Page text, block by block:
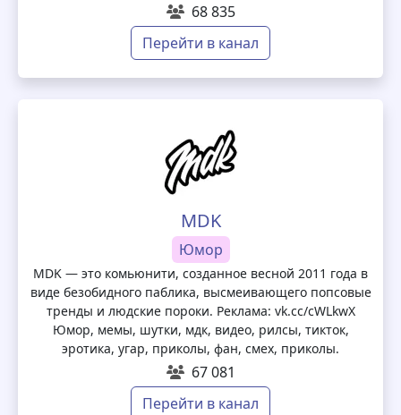
68 835
Перейти в канал
MDK
Юмор
MDK — это комьюнити, созданное весной 2011 года в
виде безобидного паблика, высмеивающего попсовые
тренды и людские пороки. Реклама: vk.cc/cWLkwX
Юмор, мемы, шутки, мдк, видео, рилсы, тикток,
эротика, угар, приколы, фан, смех, приколы.
67 081
Перейти в канал